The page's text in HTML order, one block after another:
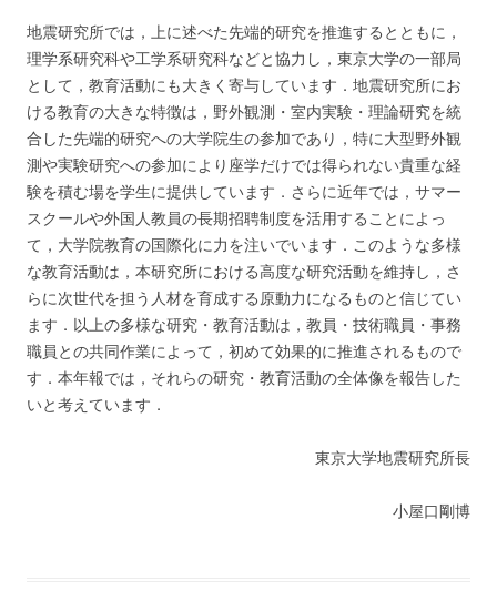
地震研究所では，上に述べた先端的研究を推進するとともに，
理学系研究科や工学系研究科などと協力し，東京大学の一部局
として，教育活動にも大きく寄与しています．地震研究所にお
ける教育の大きな特徴は，野外観測・室内実験・理論研究を統
合した先端的研究への大学院生の参加であり，特に大型野外観
測や実験研究への参加により座学だけでは得られない貴重な経
験を積む場を学生に提供しています．さらに近年では，サマー
スクールや外国人教員の長期招聘制度を活用することによっ
て，大学院教育の国際化に力を注いでいます．このような多様
な教育活動は，本研究所における高度な研究活動を維持し，さ
らに次世代を担う人材を育成する原動力になるものと信じてい
ます．以 上の多様な研究・教育活動は，教員・技術職員・事務
職員との共同作業によって，初めて効果的に推進されるもので
す．本年報では，それらの研究・教育活動の全体像を報告した
いと考えています．
東京大学地震研究所長
小屋口剛博